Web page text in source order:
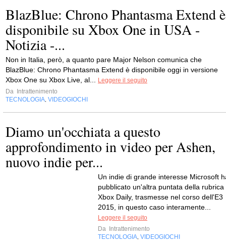
BlazBlue: Chrono Phantasma Extend è
disponibile su Xbox One in USA -
Notizia -...
Non in Italia, però, a quanto pare Major Nelson comunica che
BlazBlue: Chrono Phantasma Extend è disponibile oggi in versione
Xbox One su Xbox Live, al...
Leggere il seguito
Da
Intrattenimento
TECNOLOGIA VIDEOGIOCHI
Diamo un'occhiata a questo
approfondimento in video per Ashen,
nuovo indie per...
Un indie di grande interesse Microsoft
pubblicato un'altra puntata della rubrica
Xbox Daily, trasmesse nel corso dell'E3
2015, in questo caso interamente...
Leggere il seguito
Da
Intrattenimento
TECNOLOGIA VIDEOGIOCHI